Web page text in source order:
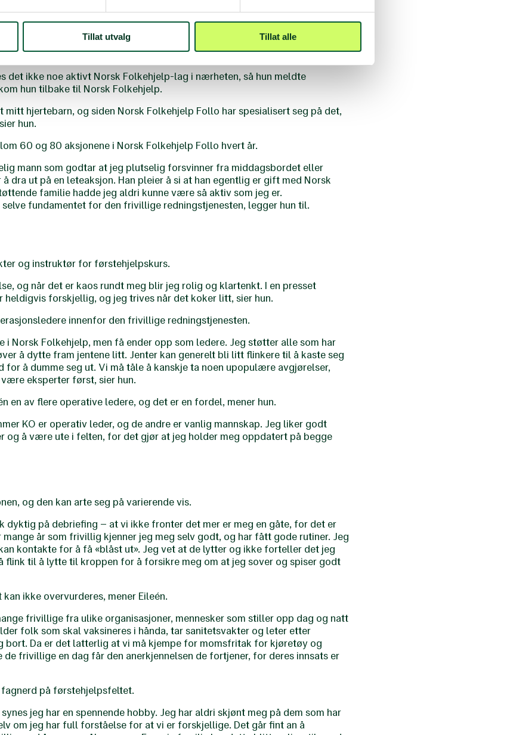
Tillat utvalg Tillat alle
på fritida.
meg inn i lokallaget på Årnes. Jeg ble stadig mer aktiv, og deltok blant
rundt på Østlandet, sier hun.
det ikke noe aktivt Norsk Folkehjelp-lag i nærheten, så hun meldte
hun tilbake til Norsk Folkehjelp.
hjertebarn, og siden Norsk Folkehjelp Follo har spesialisert seg på det,
hun.
60 og 80 aksjonene i Norsk Folkehjelp Follo hvert år.
mann som godtar at jeg plutselig forsvinner fra middagsbordet eller
dra ut på en leteaksjon. Han pleier å si at han egentlig er gift med Norsk
familie hadde jeg aldri kunne være så aktiv som jeg er.
selve fundamentet for den frivillige redningstjenesten, legger hun til.
og instruktør for førstehjelpskurs.
og når det er kaos rundt meg blir jeg rolig og klartenkt. I en presset
heldigvis forskjellig, og jeg trives når det koker litt, sier hun.
innenfor den frivillige redningstjenesten.
i Norsk Folkehjelp, men få ender opp som ledere. Jeg støtter alle som har
å dytte fram jentene litt. Jenter kan generelt bli litt flinkere til å kaste seg
for å dumme seg ut. Vi må tåle å kanskje ta noen upopulære avgjørelser,
eksperter først, sier hun.
en av flere operative ledere, og det er en fordel, mener hun.
KO er operativ leder, og de andre er vanlig mannskap. Jeg liker godt
og å være ute i felten, for det gjør at jeg holder meg oppdatert på begge
og den kan arte seg på varierende vis.
dyktig på debriefing – at vi ikke fronter det mer er meg en gåte, for det er
år som frivillig kjenner jeg meg selv godt, og har fått gode rutiner. Jeg
kontakte for å få «blåst ut». Jeg vet at de lytter og ikke forteller det jeg
flink til å lytte til kroppen for å forsikre meg om at jeg sover og spiser godt
ikke overvurderes, mener Eileén.
frivillige fra ulike organisasjoner, mennesker som stiller opp dag og natt
folk som skal vaksineres i hånda, tar sanitetsvakter og leter etter
bort. Da er det latterlig at vi må kjempe for momsfritak for kjøretøy og
frivillige en dag får den anerkjennelsen de fortjener, for deres innsats er
fagnerd på førstehjelpsfeltet.
jeg har en spennende hobby. Jeg har aldri skjønt meg på dem som har
om jeg har full forståelse for at vi er forskjellige. Det går fint an å